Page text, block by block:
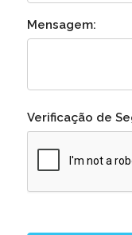
Mensagem:
Verificação de